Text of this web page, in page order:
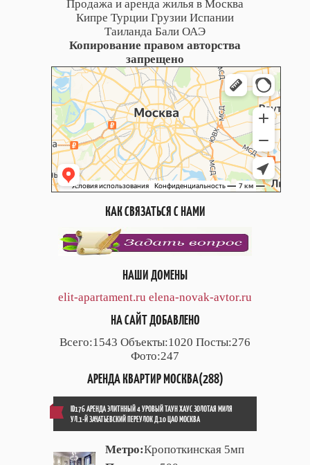
Продажа и аренда жилья в Москва
Кипре Турции Грузии Испании
Таиланда Бали ОАЭ
Копирование правом авторства
запрещено
КАК СВЯЗАТЬСЯ С НАМИ
НАШИ ДОМЕНЫ
elit-apartament.ru elena-novak-avtor.ru
НА САЙТ ДОБАВЛЕНО
Всего:1543 Объекты:1020 Посты:276
Фото:247
АРЕНДА КВАРТИР МОСКВА(288)
ID176 АРЕНДА ЭЛИТННЫЙ 4 УРОВЫЙ ТАУН ХАУС ЗОЛОТАЯ МИЛЯ
УЛ.1-Й ЗАЧАТЬЕВСКИЙ ПЕРЕУЛОК Д.10 ЦАО МОСКВА
Метро:Кропоткинская 5мп